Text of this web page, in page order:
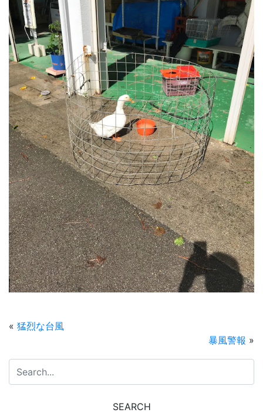
« 猛烈な台風
暴風警報 »